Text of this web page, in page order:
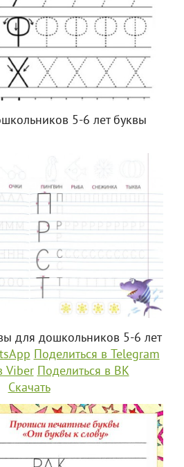
5-6 лет буквы
для дошкольников 5-6 лет
Поделиться в Telegram
Viber Поделиться в ВК
Скачать